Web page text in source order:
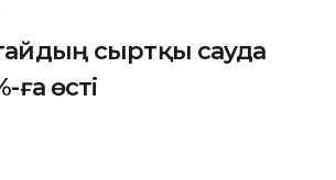
сыртқы сауда
ға өсті